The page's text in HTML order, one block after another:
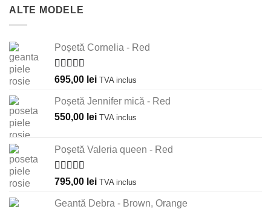
ALTE MODELE
Poșetă Cornelia - Red
Evaluat la
din 5
695,00 lei TVA inclus
Poșetă Jennifer mică - Red
550,00 lei TVA inclus
Poșetă Valeria queen - Red
Evaluat la
din 5
795,00 lei TVA inclus
Geantă Debra - Brown, Orange